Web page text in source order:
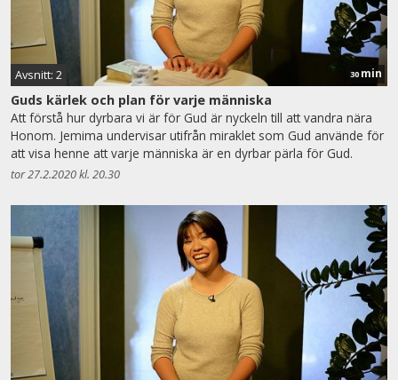
Avsnitt: 2 30 min
Guds kärlek och plan för varje människa
Att förstå hur dyrbara vi är för Gud är nyckeln till att vandra nära
Honom. Jemima undervisar utifrån miraklet som Gud använde för
att visa henne att varje människa är en dyrbar pärla för Gud.
tor 27.2.2020 kl. 20.30